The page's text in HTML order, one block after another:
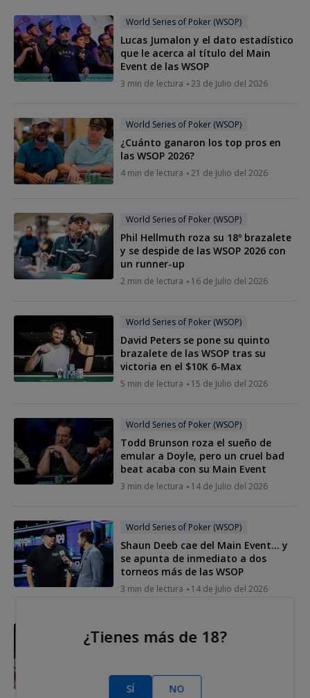
World Series of Poker (WSOP)
Lucas Jumalon y el dato estadístico
que le acerca al título del Main
Event de las WSOP
3 min de lectura 23 de Julio del 2026
World Series of Poker (WSOP)
¿Cuánto ganaron los top pros en
las WSOP 2026?
4 min de lectura 21 de Julio del 2026
World Series of Poker (WSOP)
Phil Hellmuth roza su 18º brazalete
y se despide de las WSOP 2026 con
un runner-up
2 min de lectura 16 de Julio del 2026
World Series of Poker (WSOP)
David Peters se pone su quinto
brazalete de las WSOP tras su
victoria en el $10K 6-Max
5 min de lectura 15 de Julio del 2026
World Series of Poker (WSOP)
Todd Brunson roza el sueño de
emular a Doyle, pero un cruel bad
beat acaba con su Main Event
3 min de lectura 14 de Julio del 2026
World Series of Poker (WSOP)
Shaun Deeb cae del Main Event… y
se apunta de inmediato a dos
torneos más de las WSOP
3 min de lectura 14 de Julio del 2026
World Series of Poker (WSOP)
Antonio Galiana (12º)
4 min de lectura
¿Tienes más de 18?
SÍ NO